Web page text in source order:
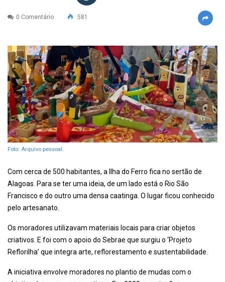
0 Comentário 581
Foto: Arquivo pessoal.
Com cerca de 500 habitantes, a Ilha do Ferro fica no sertão de
Alagoas. Para se ter uma ideia, de um lado está o Rio São
Francisco e do outro uma densa caatinga. O lugar ficou conhecido
pelo artesanato.
Os moradores utilizavam materiais locais para criar objetos
criativos. E foi com o apoio do Sebrae que surgiu o ‘Projeto
Reflorilha’ que integra arte, reflorestamento e sustentabilidade.
A iniciativa envolve moradores no plantio de mudas com o